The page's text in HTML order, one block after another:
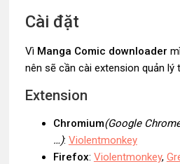
Cài đặt
Vì Manga Comic downloader
nên sẽ cần cài extension quản lý
Extension
Chromium(Google
…): Violentmonkey
Firefox: Violentmonkey,